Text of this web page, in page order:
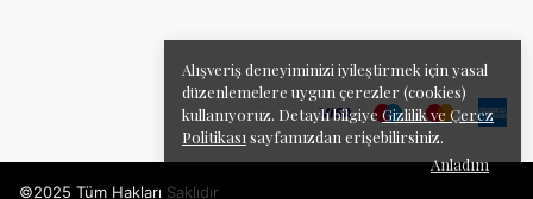
Alışveriş deneyiminizi iyileştirmek için yasal
düzenlemelere uygun çerezler (cookies)
kullanıyoruz. Detaylı bilgiye Gizlilik ve Çerez
Politikası sayfamızdan erişebilirsiniz.
Anladım
©2025 Tüm Hakları Saklıdır